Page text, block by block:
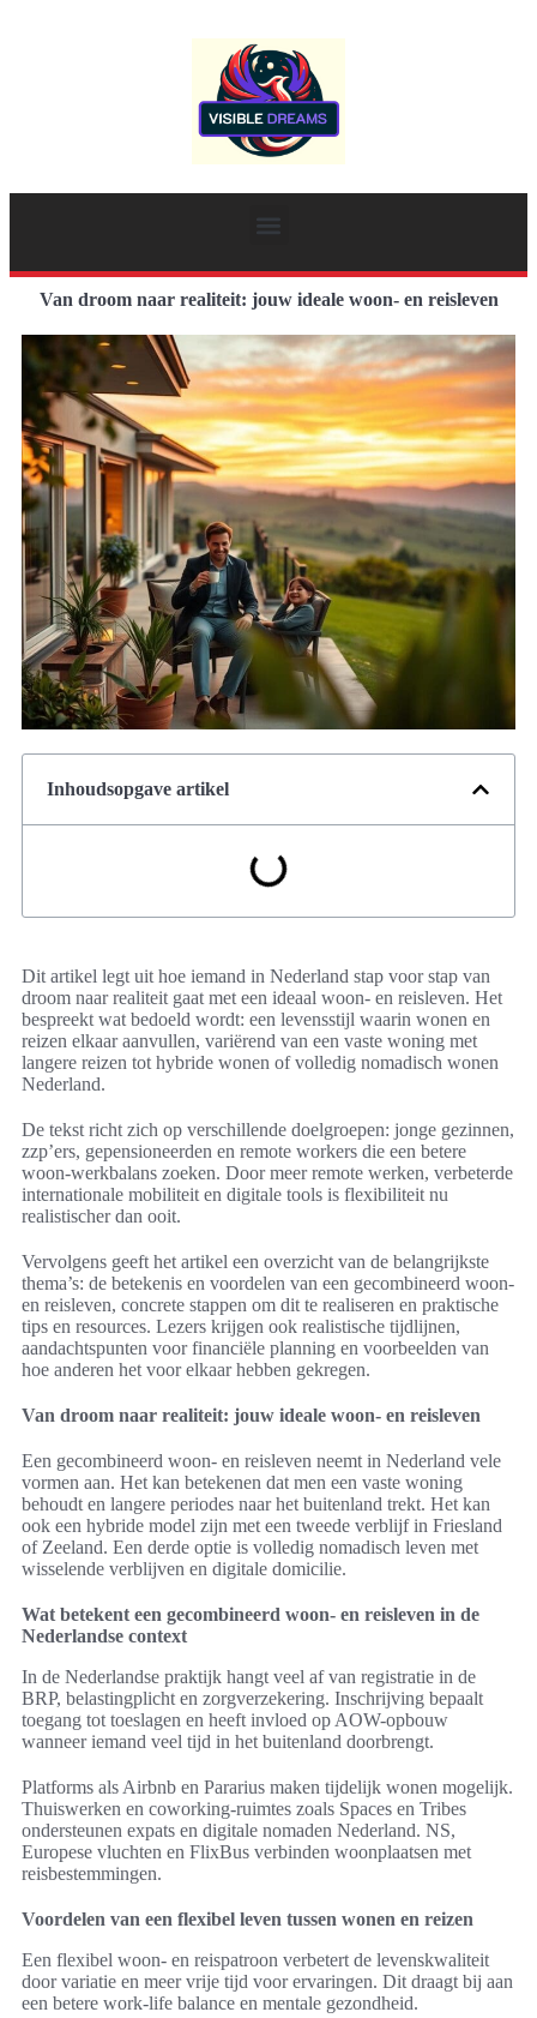
Van droom naar realiteit: jouw ideale woon- en reisleven
Inhoudsopgave artikel
Dit artikel legt uit hoe iemand in Nederland stap voor stap van
droom naar realiteit gaat met een ideaal woon- en reisleven. Het
bespreekt wat bedoeld wordt: een levensstijl waarin wonen en
reizen elkaar aanvullen, variërend van een vaste woning met
langere reizen tot hybride wonen of volledig nomadisch wonen
Nederland.
De tekst richt zich op verschillende doelgroepen: jonge gezinnen,
zzp’ers, gepensioneerden en remote workers die een betere
woon-werkbalans zoeken. Door meer remote werken, verbeterde
internationale mobiliteit en digitale tools is flexibiliteit nu
realistischer dan ooit.
Vervolgens geeft het artikel een overzicht van de belangrijkste
thema’s: de betekenis en voordelen van een gecombineerd woon-
en reisleven, concrete stappen om dit te realiseren en praktische
tips en resources. Lezers krijgen ook realistische tijdlijnen,
aandachtspunten voor financiële planning en voorbeelden van
hoe anderen het voor elkaar hebben gekregen.
Van droom naar realiteit: jouw ideale woon- en reisleven
Een gecombineerd woon- en reisleven neemt in Nederland vele
vormen aan. Het kan betekenen dat men een vaste woning
behoudt en langere periodes naar het buitenland trekt. Het kan
ook een hybride model zijn met een tweede verblijf in Friesland
of Zeeland. Een derde optie is volledig nomadisch leven met
wisselende verblijven en digitale domicilie.
Wat betekent een gecombineerd woon- en reisleven in de
Nederlandse context
In de Nederlandse praktijk hangt veel af van registratie in de
BRP, belastingplicht en zorgverzekering. Inschrijving bepaalt
toegang tot toeslagen en heeft invloed op AOW-opbouw
wanneer iemand veel tijd in het buitenland doorbrengt.
Platforms als Airbnb en Pararius maken tijdelijk wonen mogelijk.
Thuiswerken en coworking-ruimtes zoals Spaces en Tribes
ondersteunen expats en digitale nomaden Nederland. NS,
Europese vluchten en FlixBus verbinden woonplaatsen met
reisbestemmingen.
Voordelen van een flexibel leven tussen wonen en reizen
Een flexibel woon- en reispatroon verbetert de levenskwaliteit
door variatie en meer vrije tijd voor ervaringen. Dit draagt bij aan
een betere work-life balance en mentale gezondheid.